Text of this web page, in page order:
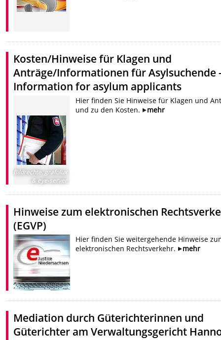
Kosten/Hinweise für Klagen und
Anträge/Informationen für Asylsuchende
Information for asylum applicants
Bildrechte: grafolux
& eye-server
Hier finden Sie Hinweise für Klagen und
und zu den Kosten.
mehr
Hinweise zum elektronischen
(EGVP)
Hier finden Sie weitergehende Hinweise
elektronischen Rechtsverkehr.
mehr
Mediation durch Güterichterinnen und
Güterichter am Verwaltungsgericht